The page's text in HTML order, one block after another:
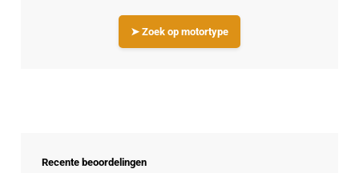
➤ Zoek op motortype
Recente beoordelingen